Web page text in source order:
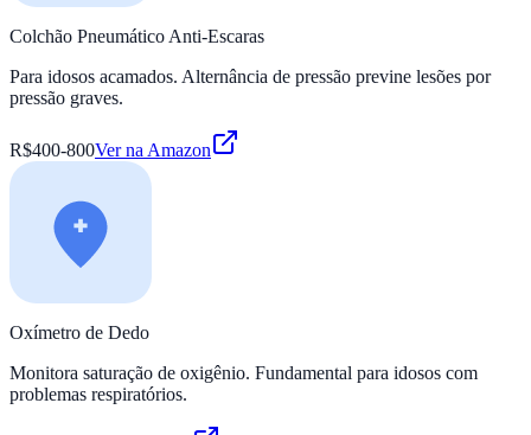
Colchão Pneumático Anti-Escaras
Para idosos acamados. Alternância de pressão previne lesões por
pressão graves.
R$400-800Ver na Amazon
Oxímetro de Dedo
Monitora saturação de oxigênio. Fundamental para idosos com
problemas respiratórios.